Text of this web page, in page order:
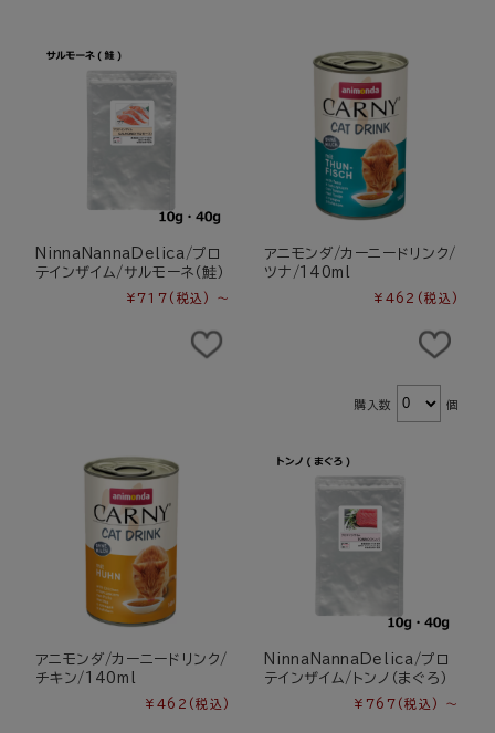
NinnaNannaDelica/プロ
テインザイム/サルモーネ（鮭）
¥717 (税込) ～
アニモンダ/カーニードリンク/
ツナ/140ml
¥462 (税込)
購入数 個
アニモンダ/カーニードリンク/
チキン/140ml
¥462 (税込)
NinnaNannaDelica/プロ
テインザイム/トンノ（まぐろ）
¥767 (税込) ～